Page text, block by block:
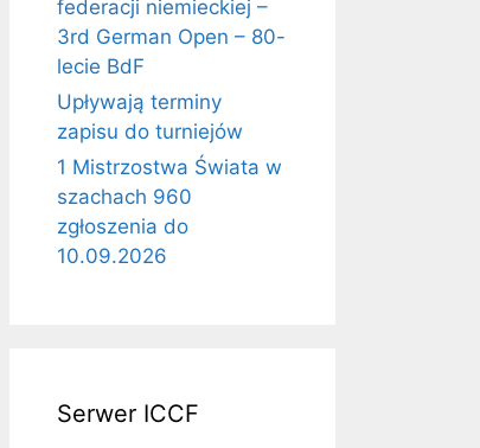
federacji niemieckiej –
3rd German Open – 80-
lecie BdF
Upływają terminy
zapisu do turniejów
1 Mistrzostwa Świata w
szachach 960
zgłoszenia do
10.09.2026
Serwer ICCF